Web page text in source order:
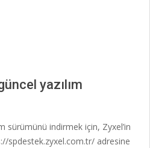
yazılım
sürümünü indirmek için, Zyxel’in
spdestek.zyxel.com.tr/ adresine